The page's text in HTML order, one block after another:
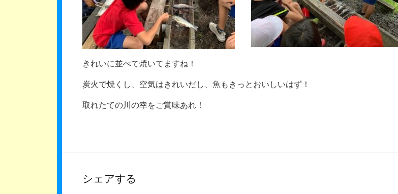
きれいに並べて焼いてますね！
炭火で焼くし、空気はきれいだし、魚もきっとおいしいはず！
取れたての川の幸をご賞味あれ！
シェアする